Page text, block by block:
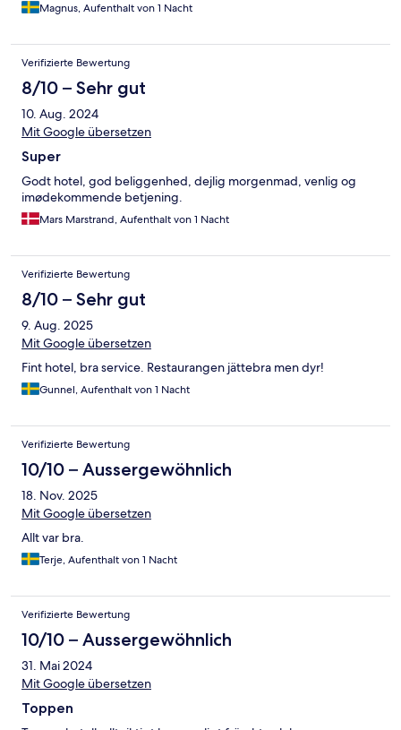
Magnus, Aufenthalt von 1 Nacht
Verifizierte Bewertung
8/10 – Sehr gut
10. Aug. 2024
Mit Google übersetzen
Super
Godt hotel, god beliggenhed, dejlig morgenmad, venlig og
imødekommende betjening.
Mars Marstrand, Aufenthalt von 1 Nacht
Verifizierte Bewertung
8/10 – Sehr gut
9. Aug. 2025
Mit Google übersetzen
Fint hotel, bra service. Restaurangen jättebra men dyr!
Gunnel, Aufenthalt von 1 Nacht
Verifizierte Bewertung
10/10 – Aussergewöhnlich
18. Nov. 2025
Mit Google übersetzen
Allt var bra.
Terje, Aufenthalt von 1 Nacht
Verifizierte Bewertung
10/10 – Aussergewöhnlich
31. Mai 2024
Mit Google übersetzen
Toppen